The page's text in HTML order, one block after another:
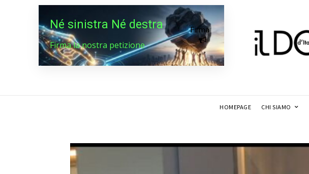
Né sinistra Né destra
Firma la nostra petizione
Firma
HOMEPAGE CHI SIAMO